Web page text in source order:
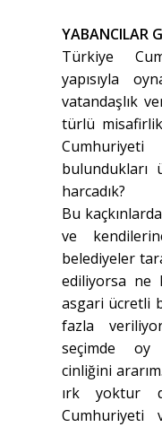
YABANCILAR
Türkiye
yapısıyla
vatandaşlık
türlü
bulundukları
harcadık?
Bu
ve
belediyeler
ediliyorsa ne
asgari ücretli
fazla
seçimde oy
cinliğini
ırk yoktur
Cumhuriyeti